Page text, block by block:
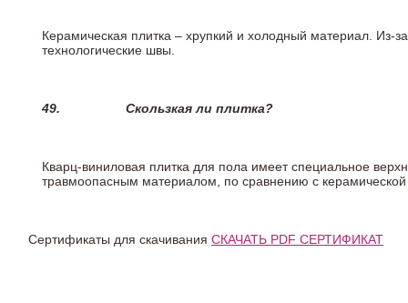
Керамическая плитка – хрупкий и холодный материал. Из-
технологические швы.
49. Скользкая ли плитка?
Кварц-виниловая плитка для пола имеет специальное
травмоопасным материалом, по сравнению с
Сертификаты для скачивания СКАЧАТЬ PDF СЕРТИФИКАТ